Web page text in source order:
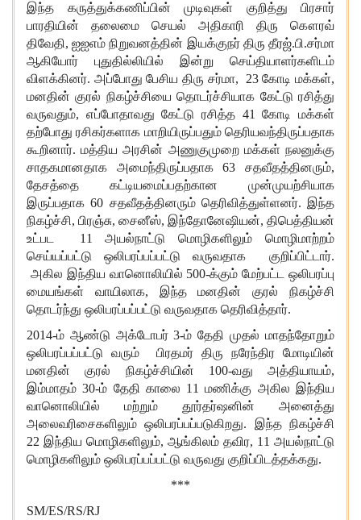
இந்த கருத்துக்கணிப்பின் முடிவுகள் குறித்து பிரசார்
பாரதியின் தலைமை செயல் அதிகாரி திரு கௌரவ்
திவேதி, ஐஐஎம் நிறுவனத்தின் இயக்குநர் திரு தீரஜ்.பி.சர்மா
ஆகியோர் புதுதில்லியில் இன்று செய்தியாளர்களிடம்
விளக்கினர். அப்போது பேசிய திரு சர்மா, 23 கோடி மக்கள்,
மனதின் குரல் நிகழ்ச்சியை தொடர்ச்சியாக கேட்டு ரசித்து
வருவதும், எப்போதாவது கேட்டு ரசித்த 41 கோடி மக்கள்
தற்போது ரசிகர்களாக மாறியிருப்பதும் தெரியவந்திருப்பதாக
கூறினார். மத்திய அரசின் அணுகுமுறை மக்கள் நலனுக்கு
சாதகமானதாக அமைந்திருப்பதாக 63 சதவீதத்தினரும்,
தேசத்தை கட்டியமைப்பதற்கான முன்முயற்சியாக
இருப்பதாக 60 சதவீதத்தினரும் தெரிவித்துள்ளனர். இந்த
நிகழ்ச்சி, பிரஞ்சு, சைனீஸ், இந்தோனேஷியன், திபெத்தியன்
உட்பட 11 அயல்நாட்டு மொழிகளிலும் மொழிமாற்றம்
செய்யப்பட்டு ஒலிபரப்பப்பட்டு வருவதாக குறிப்பிட்டார்.
அகில இந்திய வானொலியில் 500-க்கும் மேற்பட்ட ஒலிபரப்பு
மையங்கள் வாயிலாக, இந்த மனதின் குரல் நிகழ்ச்சி
தொடர்ந்து ஒலிபரப்பப்பட்டு வருவதாக தெரிவித்தார்.
2014-ம் ஆண்டு அக்டோபர் 3-ம் தேதி முதல் மாதந்தோறும்
ஒலிபரப்பப்பட்டு வரும் பிரதமர் திரு நரேந்திர மோடியின்
மனதின் குரல் நிகழ்ச்சியின் 100-வது அத்தியாயம்,
இம்மாதம் 30-ம் தேதி காலை 11 மணிக்கு அகில இந்திய
வானொலியில் மற்றும் தூர்தர்ஷனின் அனைத்து
அலைவரிசைகளிலும் ஒலிபரப்பப்படுகிறது. இந்த நிகழ்ச்சி
22 இந்திய மொழிகளிலும், ஆங்கிலம் தவிர, 11 அயல்நாட்டு
மொழிகளிலும் ஒலிபரப்பப்பட்டு வருவது குறிப்பிடத்தக்கது.
***
SM/ES/RS/RJ